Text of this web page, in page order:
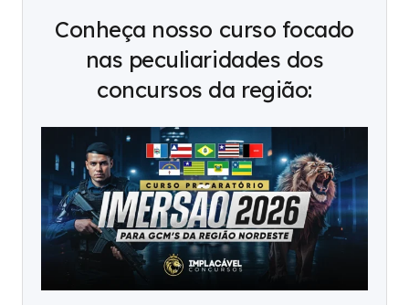
Conheça nosso curso focado
nas peculiaridades dos
concursos da região: